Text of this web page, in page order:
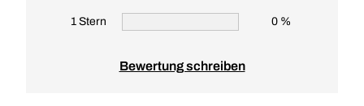
1 Stern 0 %
Bewertung schreiben